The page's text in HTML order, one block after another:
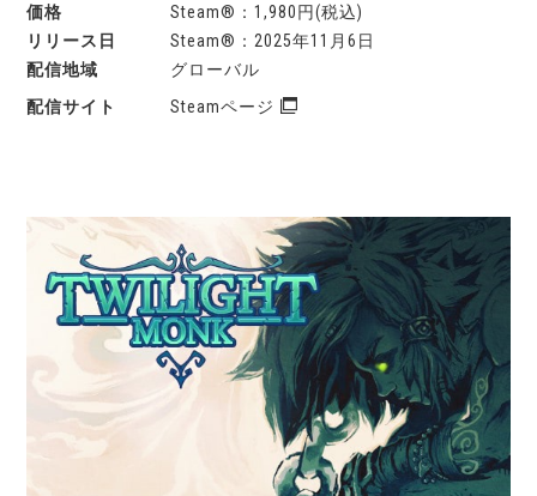
Steam®：1,980円(税込)
Steam®：2025年11月6日
グローバル
Steamページ